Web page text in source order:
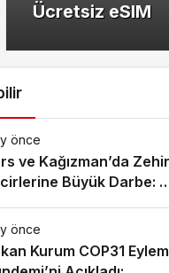
önce
ve Kağızman’da Zehir
Büyük Darbe: 7
önce
Kurum COP31 Eylem